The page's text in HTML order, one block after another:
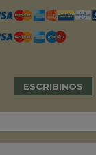
ESCRIBINOS